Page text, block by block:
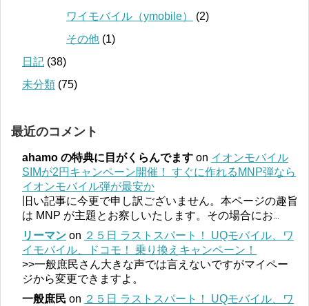
ワイモバイル（ymobile）
(2)
その他 (1)
日記 (38)
未分類 (75)
最近のコメント
ahamo の特典に目がくらんでます on イオンモバイル
SIMが2円キャンペーン開催！ すぐに作れるMNP弾なら
イオンモバイル弾が最安か
旧い記事に今更で申し訳ございません。本ページの趣旨
は MNP が主題とお察しいたします。その場合にお
リーマン on ２５日 ラストスパート！ UQモバイル、ワ
イモバイル、ドコモ！ 乗り換えキャンペーン！
>>一般庶民さん大きな声では言えないですがマイペー
ジから変更できますよ。
一般庶民 on ２５日 ラストスパート！ UQモバイル、ワ